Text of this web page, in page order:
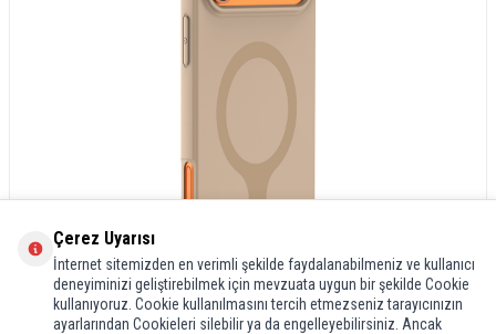
Çerez Uyarısı
İnternet sitemizden en verimli şekilde faydalanabilmeniz ve kullanıcı
deneyiminizi geliştirebilmek için mevzuata uygun bir şekilde Cookie
kullanıyoruz. Cookie kullanılmasını tercih etmezseniz tarayıcınızın
ayarlarından Cookieleri silebilir ya da engelleyebilirsiniz. Ancak